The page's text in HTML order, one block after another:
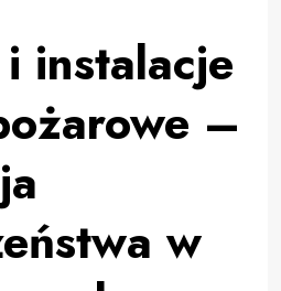
instalacje
–
w